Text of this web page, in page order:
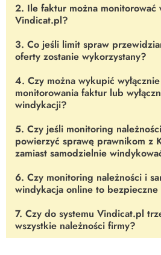
System przypomni Ci o zbliżających się
podpowie jakie czynności powinieneś
wygenerowanie profesjonalnych
płatności. Dzięki systemowi
wszystkim Ci przypomni.
2. Ile faktur można monitorować
Vindicat.pl?
To zależy od wybranej oferty.Do
konkretna liczba faktur do
szczegółami i wybierz ofertę najlepszą
3. Co jeśli limit spraw
oferty zostanie wykorzystany?
Pakiet odnowi się w kolejnym miesiącu
monitorować należności swojej firmy.
4. Czy można wykupić wyłącznie
monitorowania faktur lub
windykacji?
Nie. Usługi są ze sobą powiązane.
samodzielnej windykacji, możesz
usługi monitoringu należności. Wybór
5. Czy jeśli monitoring
powierzyć sprawę prawnikom z
zamiast samodzielnie
Tak. Po rejestracji w systemie na
powierzyć sprawę prawnikom z
6. Czy monitoring należności i
windykacja online to bezpieczne
Oczywiście. Wszystkie rozwiązania
sztab ekspertów z dziedziny windykacji
7. Czy do systemu Vindicat.pl
wszystkie należności firmy?